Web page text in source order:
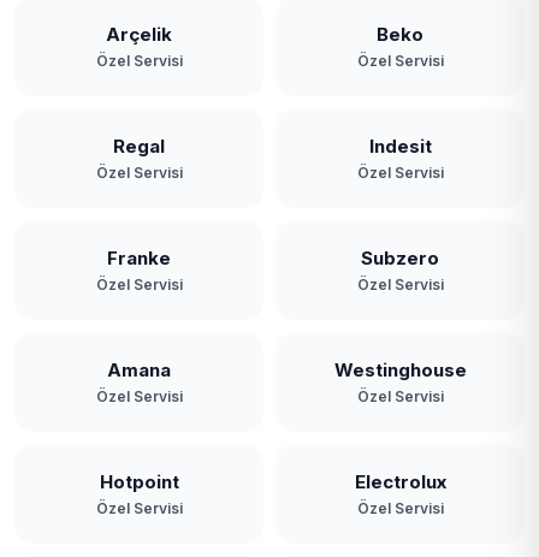
Sultangazi
Üsküdar
Arçelik
Özel Servisi
Beko
Özel Servisi
Regal
Özel Servisi
Indesit
Özel Servisi
Franke
Özel Servisi
Subzero
Özel Servisi
Amana
Özel Servisi
Westinghouse
Özel Servisi
Hotpoint
Özel Servisi
Electrolux
Özel Servisi